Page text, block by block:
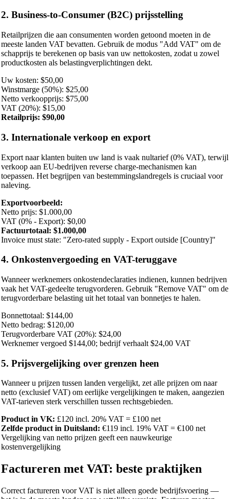
2. Business-to-Consumer (B2C) prijsstelling
Retailprijzen die aan consumenten worden getoond moeten in de
meeste landen VAT bevatten. Gebruik de modus "Add VAT" om de
schapprijs te berekenen op basis van uw nettokosten, zodat u zowel
productkosten als belastingverplichtingen dekt.
Uw kosten: $50,00
Winstmarge (50%): $25,00
Netto verkoopprijs: $75,00
VAT (20%): $15,00
Retailprijs: $90,00
3. Internationale verkoop en export
Export naar klanten buiten uw land is vaak nultarief (0% VAT), terwijl
verkoop aan EU-bedrijven reverse charge-mechanismen kan
toepassen. Het begrijpen van bestemmingslandregels is cruciaal voor
naleving.
Exportvoorbeeld:
Netto prijs: $1.000,00
VAT (0% - Export): $0,00
Factuurtotaal: $1.000,00
Invoice must state: "Zero-rated supply - Export outside [Country]"
4. Onkostenvergoeding en VAT-teruggave
Wanneer werknemers onkostendeclaraties indienen, kunnen bedrijven
vaak het VAT-gedeelte terugvorderen. Gebruik "Remove VAT" om de
terugvorderbare belasting uit het totaal van bonnetjes te halen.
Bonnettotaal: $144,00
Netto bedrag: $120,00
Terugvorderbare VAT (20%): $24,00
Werknemer vergoed $144,00; bedrijf verhaalt $24,00 VAT
5. Prijsvergelijking over grenzen heen
Wanneer u prijzen tussen landen vergelijkt, zet alle prijzen om naar
netto (exclusief VAT) om eerlijke vergelijkingen te maken, aangezien
VAT-tarieven sterk verschillen tussen rechtsgebieden.
Product in VK: £120 incl. 20% VAT = £100 net
Zelfde product in Duitsland: €119 incl. 19% VAT = €100 net
Vergelijking van netto prijzen geeft een nauwkeurige
kostenvergelijking
Factureren met VAT: beste praktijken
Correct factureren voor VAT is niet alleen goede bedrijfsvoering —